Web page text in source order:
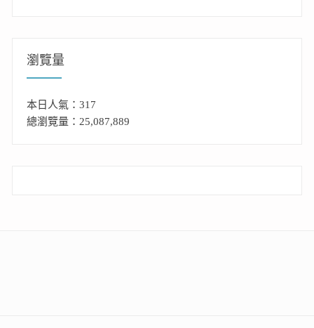
瀏覽量
本日人氣：317
總瀏覽量：25,087,889